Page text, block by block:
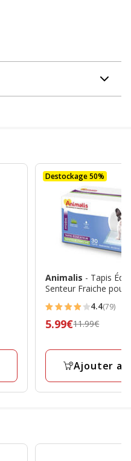
Destockage 50%
Animalis - Tapis
Senteur Fraiche pour
4.4
étoiles
79
4.4(79)
Prix
11.99€,
final
5.99€
5.99€11.99€
Ajouter